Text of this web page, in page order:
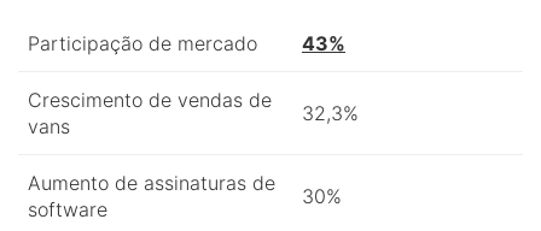
Participação de mercado 43%
Crescimento de vendas de
vans
32,3%
Aumento de assinaturas de
software
30%